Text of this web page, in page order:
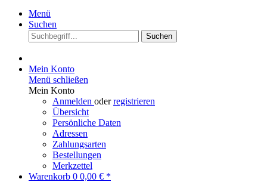
Menü
Suchen
Suchen
Mein Konto
Menü schließen
Mein Konto
Anmelden oderregistrieren
Übersicht
Persönliche Daten
Adressen
Zahlungsarten
Bestellungen
Merkzettel
Warenkorb 0 0,00 € *